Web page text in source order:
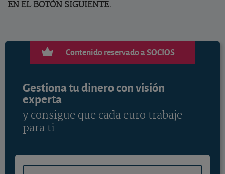
EN EL BOTÓN SIGUIENTE.
Contenido reservado a SOCIOS
Gestiona tu dinero con visión
experta
y consigue que cada euro trabaje
para ti